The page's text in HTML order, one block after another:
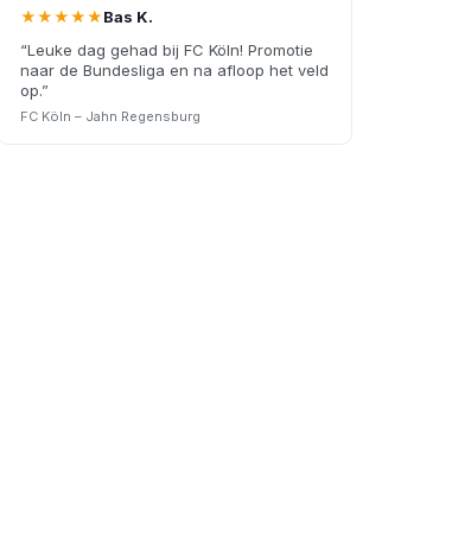
★★★★★Bas K.
“Leuke dag gehad bij FC Köln! Promotie
naar de Bundesliga en na afloop het veld
op.”
FC Köln – Jahn Regensburg